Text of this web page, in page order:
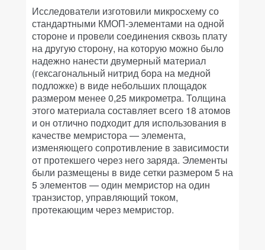
Исследователи изготовили микросхему со
стандартными КМОП-элементами на одной
стороне и провели соединения сквозь плату
на другую сторону, на которую можно было
надежно нанести двумерный материал
(гексагональный нитрид бора на медной
подложке) в виде небольших площадок
размером менее 0,25 микрометра. Толщина
этого материала составляет всего 18 атомов
и он отлично подходит для использования в
качестве мемристора — элемента,
изменяющего сопротивление в зависимости
от протекшего через него заряда. Элементы
были размещены в виде сетки размером 5 на
5 элементов — один мемристор на один
транзистор, управляющий током,
протекающим через мемристор.